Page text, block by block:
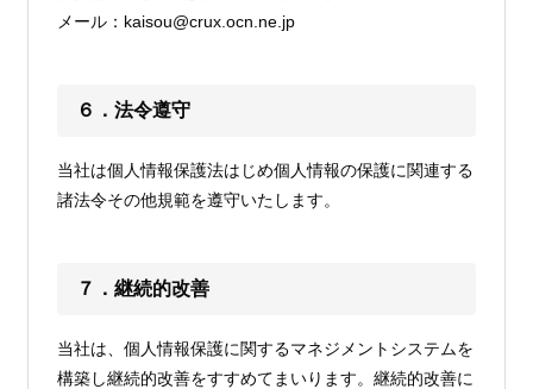
メール：kaisou@crux.ocn.ne.jp
６．法令遵守
当社は個人情報保護法はじめ個人情報の保護に関連する
諸法令その他規範を遵守いたします。
７．継続的改善
当社は、個人情報保護に関するマネジメントシステムを
構築し継続的改善をすすめてまいります。継続的改善に